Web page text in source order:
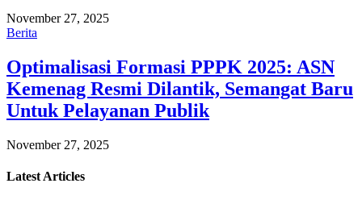
November 27, 2025
Berita
Optimalisasi Formasi PPPK 2025: ASN
Kemenag Resmi Dilantik, Semangat Baru
Untuk Pelayanan Publik
November 27, 2025
Latest Articles